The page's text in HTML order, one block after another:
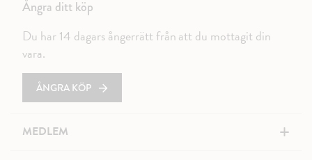
Ångra ditt köp
Du har 14 dagars ångerrätt från att du mottagit din
vara.
ÅNGRA KÖP
MEDLEM +